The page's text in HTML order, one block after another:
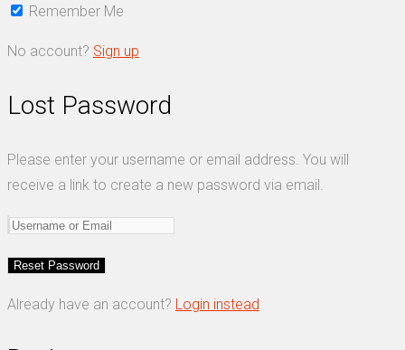
Remember Me
No account? Sign up
Lost Password
Please enter your username or email address. You will
receive a link to create a new password via email.
Already have an account? Login instead